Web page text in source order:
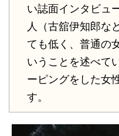
い誌面インタビュ
人（古舘伊知郎な
ても低く、普通の
いうことを述べて
ーピングをした女
す。